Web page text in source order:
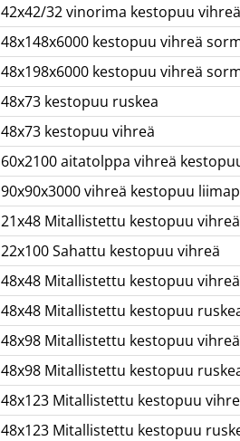
42x42/32 vinorima kestopuu
48x148x6000 kestopuu vihreä
48x198x6000 kestopuu vihreä
48x73 kestopuu ruskea
48x73 kestopuu vihreä
60x2100 aitatolppa vihreä
90x90x3000 vihreä kestopuu
21x48 Mitallistettu kestopuu vihreä
22x100 Sahattu kestopuu vihreä
48x48 Mitallistettu kestopuu vihreä
48x48 Mitallistettu kestopuu
48x98 Mitallistettu kestopuu vihreä
48x98 Mitallistettu kestopuu
48x123 Mitallistettu kestopuu
48x123 Mitallistettu kestopuu